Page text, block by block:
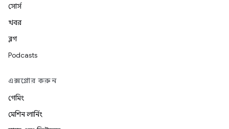
সোর্স
খবর
ব্লগ
Podcasts
এক্সপ্লোর করুন
গেমিং
মেশিন লার্নিং